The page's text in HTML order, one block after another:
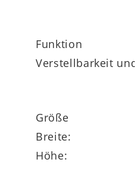
Funktion
Verstellbarkeit
Größe
Breite:
Höhe: